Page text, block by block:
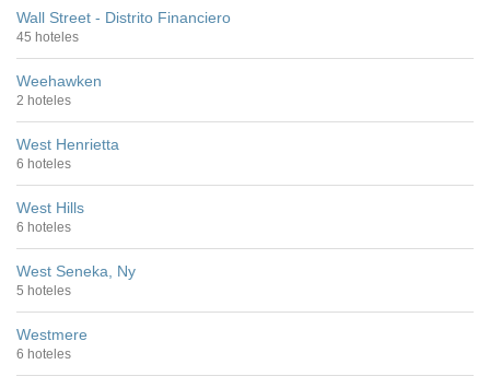
Wall Street - Distrito Financiero
45 hoteles
Weehawken
2 hoteles
West Henrietta
6 hoteles
West Hills
6 hoteles
West Seneka, Ny
5 hoteles
Westmere
6 hoteles